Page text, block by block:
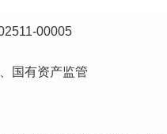
00005
国有资产监管